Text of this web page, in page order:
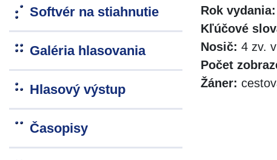
Softvér na stiahnutie
Galéria hlasovania
Hlasový výstup
Časopisy
Rok vydania:
Kľúčové
Nosič: 4 zv.
Počet
Žáner: